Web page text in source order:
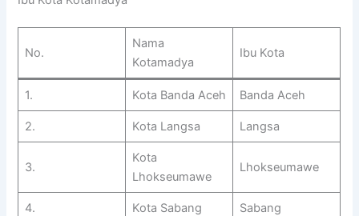
No.
Nama
Kotamadya
Ibu Kota
1. Kota Banda Aceh Banda Aceh
2. Kota Langsa Langsa
3.
Kota
Lhokseumawe
Lhokseumawe
4. Kota Sabang Sabang